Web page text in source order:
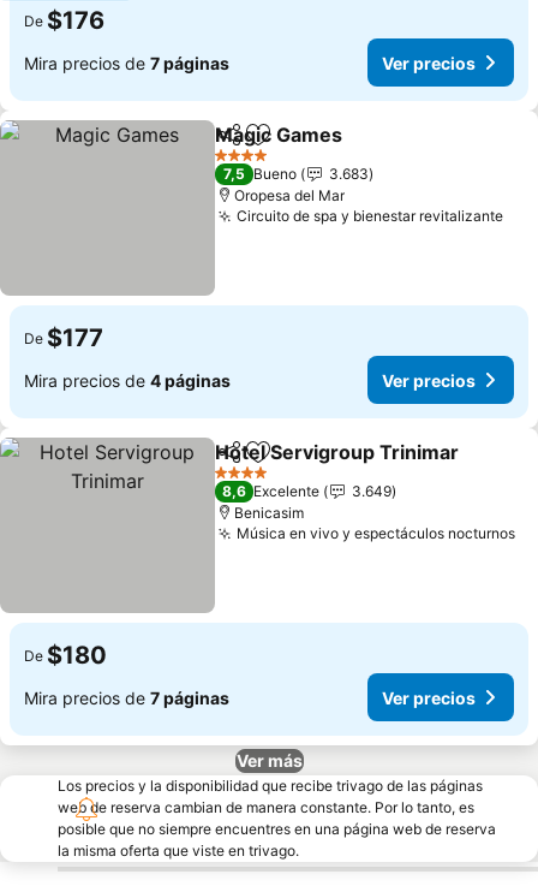
De $176
Mira precios de 7 páginas Ver precios
CompartirAgregar a favoritos
Magic Games
4 Estrellas
7,5 Bueno
3.683
Oropesa del Mar
Circuito de spa y bienestar revitalizante
De $177
Mira precios de 4 páginas Ver precios
CompartirAgregar a favoritos
Hotel Servigroup Trinimar
4 Estrellas
8,6 Excelente
3.649
Benicasim
Música en vivo y espectáculos nocturnos
De $180
Mira precios de 7 páginas Ver precios
Ver más
Los precios y la disponibilidad que recibe trivago de las páginas
web de reserva cambian de manera constante. Por lo tanto, es
posible que no siempre encuentres en una página web de reserva
la misma oferta que viste en trivago.